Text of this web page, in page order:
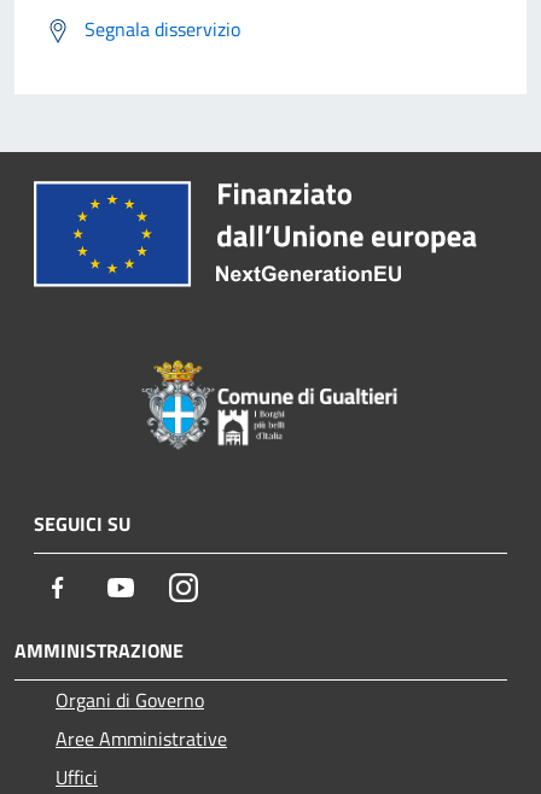
Segnala disservizio
SEGUICI SU
Facebook YoutubeInstagram
AMMINISTRAZIONE
Organi di Governo
Aree Amministrative
Uffici